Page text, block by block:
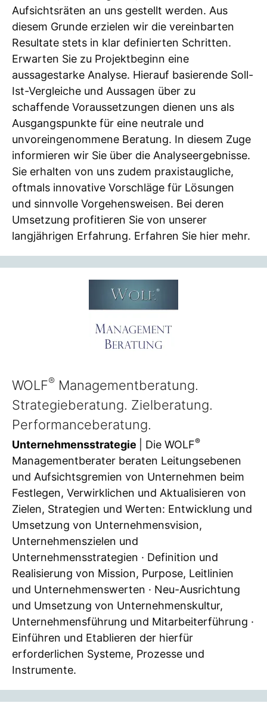
Aufsichtsräten an uns gestellt werden. Aus
diesem Grunde erzielen wir die vereinbarten
Resultate stets in klar definierten Schritten.
Erwarten Sie zu Projektbeginn eine
aussagestarke Analyse. Hierauf basierende Soll-
Ist-Vergleiche und Aussagen über zu
schaffende Voraussetzungen dienen uns als
Ausgangspunkte für eine neutrale und
unvoreingenommene Beratung. In diesem Zuge
informieren wir Sie über die Analyseergebnisse.
Sie erhalten von uns zudem praxistaugliche,
oftmals innovative Vorschläge für Lösungen
und sinnvolle Vorgehensweisen. Bei deren
Umsetzung profitieren Sie von unserer
langjährigen Erfahrung. Erfahren Sie hier mehr.
WOLF® Managementberatung.
Strategieberatung. Zielberatung.
Performanceberatung.
Unternehmensstrategie | Die WOLF®
Managementberater beraten Leitungsebenen
und Aufsichtsgremien von Unternehmen beim
Festlegen, Verwirklichen und Aktualisieren von
Zielen, Strategien und Werten: Entwicklung und
Umsetzung von Unternehmensvision,
Unternehmenszielen und
Unternehmensstrategien · Definition und
Realisierung von Mission, Purpose, Leitlinien
und Unternehmenswerten · Neu-Ausrichtung
und Umsetzung von Unternehmenskultur,
Unternehmensführung und Mitarbeiterführung ·
Einführen und Etablieren der hierfür
erforderlichen Systeme, Prozesse und
Instrumente.